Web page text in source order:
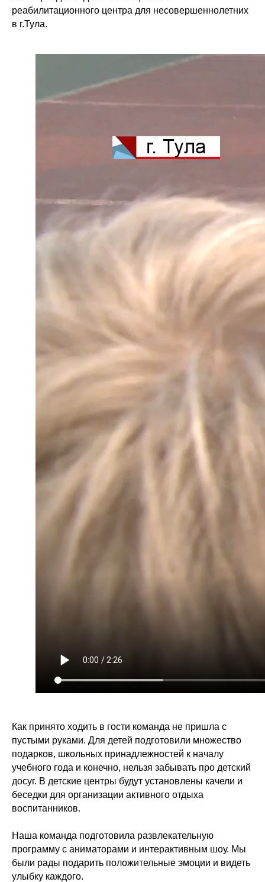
реабилитационного центра для несовершеннолетних
в г.Тула.
Как принято ходить в гости команда не пришла с
пустыми руками. Для детей подготовили множество
подарков, школьных принадлежностей к началу
учебного года и конечно, нельзя забывать про детский
досуг. В детские центры будут установлены качели и
беседки для организации активного отдыха
воспитанников.
Наша команда подготовила развлекательную
программу с аниматорами и интерактивным шоу. Мы
были рады подарить положительные эмоции и видеть
улыбку каждого.